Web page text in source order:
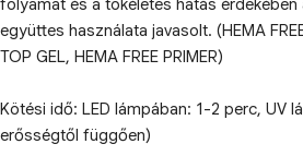
folyamat és a tökéletes hatás érdekében
együttes használata javasolt. (HEMA
TOP GEL, HEMA FREE PRIMER)
Kötési idő: LED lámpában: 1-2 perc, UV
erősségtől függően)